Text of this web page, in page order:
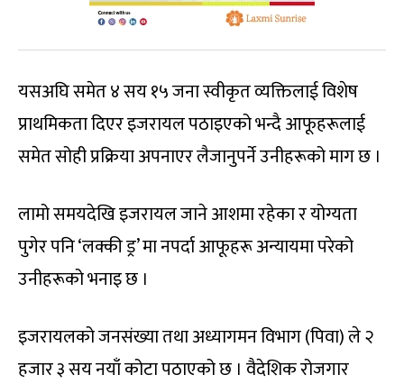
यसअघि समेत ४ सय १५ जना स्वीकृत व्यक्तिलाई विशेष
प्राथमिकता दिएर इजरायल पठाइएको भन्दै आफूहरूलाई
समेत सोही प्रक्रिया अपनाएर लैजानुपर्ने उनीहरूको माग छ ।
लामो समयदेखि इजरायल जाने आशमा रहेका र योग्यता
पुगेर पनि ‘लक्की ड्र’ मा नपर्दा आफूहरू अन्यायमा परेको
उनीहरूको भनाइ छ ।
इजरायलको जनसंख्या तथा अध्यागमन विभाग (पिवा) ले २
हजार ३ सय नयाँ कोटा पठाएको छ । वैदेशिक रोजगार